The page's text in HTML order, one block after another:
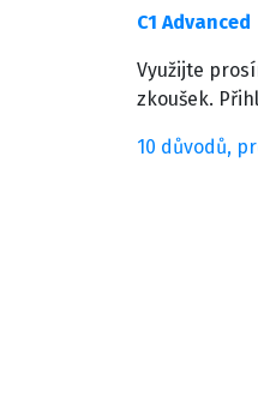
C1 Advanced
Využijte
zkoušek.
10 důvodů,